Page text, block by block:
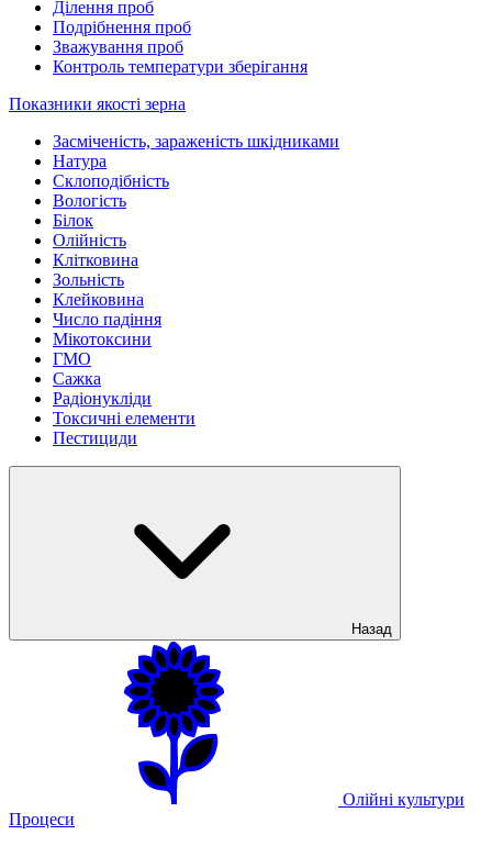
Ділення проб
Подрібнення проб
Зважування проб
Контроль температури зберігання
Показники якості зерна
Засміченість, зараженість шкідниками
Натура
Склоподібність
Вологість
Білок
Олійність
Клітковина
Зольність
Клейковина
Число падіння
Мікотоксини
ГМО
Сажка
Радіонукліди
Токсичні елементи
Пестициди
Назад
Олійні культури
Процеси